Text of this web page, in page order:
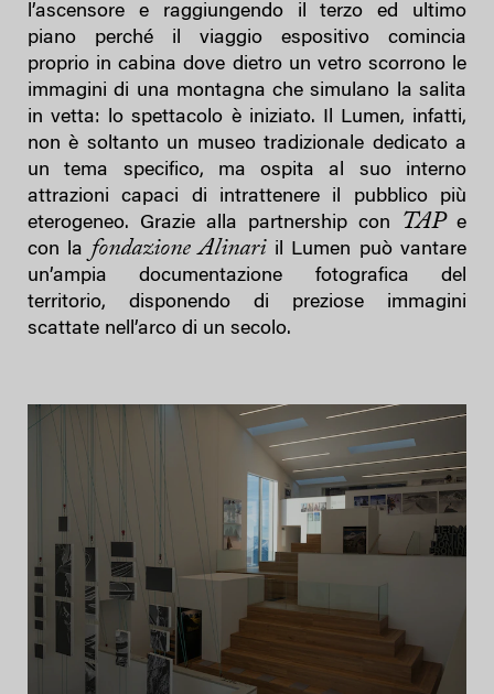
l’ascensore e raggiungendo il terzo ed ultimo
piano perché il viaggio espositivo comincia
proprio in cabina dove dietro un vetro scorrono le
immagini di una montagna che simulano la salita
in vetta: lo spettacolo è iniziato. Il Lumen, infatti,
non è soltanto un museo tradizionale dedicato a
un tema specifico, ma ospita al suo interno
attrazioni capaci di intrattenere il pubblico più
eterogeneo. Grazie alla partnership con
TAPe
con la fondazione Alinari il Lumen può vantare
un’ampia documentazione fotografica del
territorio, disponendo di preziose immagini
scattate nell’arco di un secolo.